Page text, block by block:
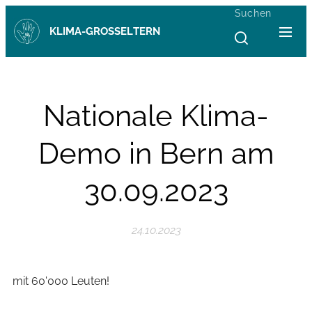
KLIMA-GROSSELTERN
Suchen
Nationale Klima-
Demo in Bern am
30.09.2023
24.10.2023
mit 60'000 Leuten!